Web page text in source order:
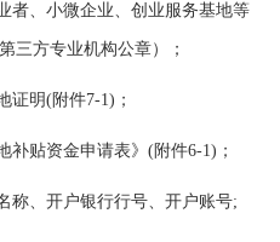
、小微企业、创业服务基地等
三方专业机构公章）；
明(附件7-1)；
贴资金申请表》(附件6-1)；
、开户银行行号、开户账号;